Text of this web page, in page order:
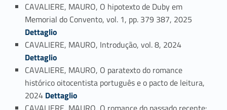
CAVALIERE, MAURO, O hipotexto de Duby em
Memorial do Convento, vol. 1, pp. 379 387, 2025
Dettaglio
CAVALIERE, MAURO, Introdução, vol. 8, 2024
Dettaglio
CAVALIERE, MAURO, O paratexto do romance
histórico oitocentista português e o pacto de leitura,
2024 Link identifier #identifier_person_166255-8
Dettaglio